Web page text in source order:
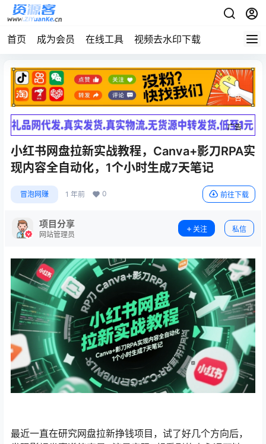
首页 成为会员 在线工具 视频去水印下载
广告
广告
小红书网盘拉新实战教程，Canva+影刀RPA实
现内容全自动化，1个小时生成7天笔记
冒泡网赚 1 年前 0 前往下载
项目分享
网站管理员
关注 私信
最近一直在研究网盘拉新挣钱项目，试了好几个方向后，